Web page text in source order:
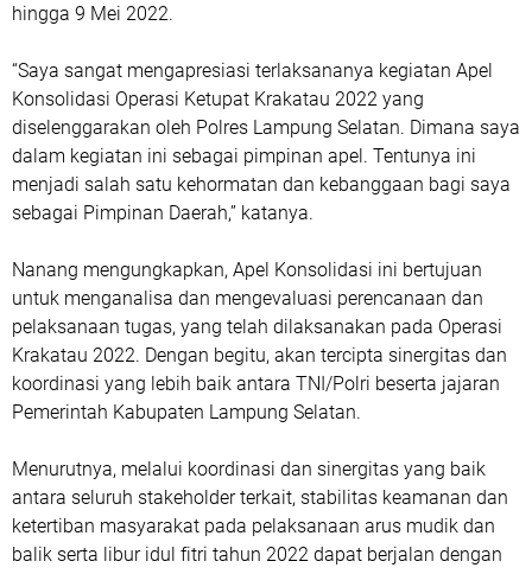
hingga 9 Mei 2022.
“Saya sangat mengapresiasi terlaksananya kegiatan Apel
Konsolidasi Operasi Ketupat Krakatau 2022 yang
diselenggarakan oleh Polres Lampung Selatan. Dimana saya
dalam kegiatan ini sebagai pimpinan apel. Tentunya ini
menjadi salah satu kehormatan dan kebanggaan bagi saya
sebagai Pimpinan Daerah,” katanya.
Nanang mengungkapkan, Apel Konsolidasi ini bertujuan
untuk menganalisa dan mengevaluasi perencanaan dan
pelaksanaan tugas, yang telah dilaksanakan pada Operasi
Krakatau 2022. Dengan begitu, akan tercipta sinergitas dan
koordinasi yang lebih baik antara TNI/Polri beserta jajaran
Pemerintah Kabupaten Lampung Selatan.
Menurutnya, melalui koordinasi dan sinergitas yang baik
antara seluruh stakeholder terkait, stabilitas keamanan dan
ketertiban masyarakat pada pelaksanaan arus mudik dan
balik serta libur idul fitri tahun 2022 dapat berjalan dengan